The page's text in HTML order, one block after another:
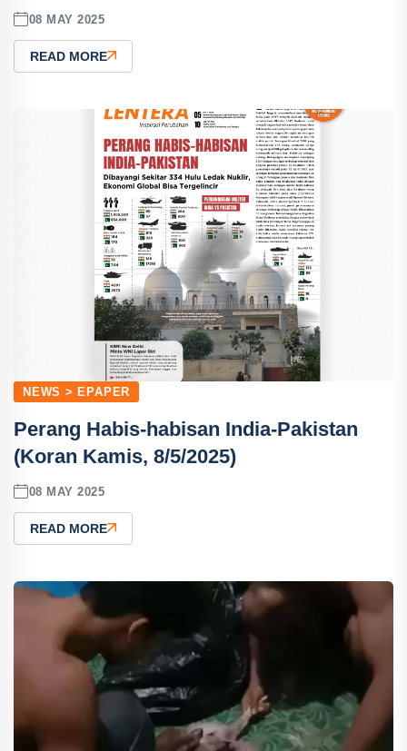
08 MAY 2025
READ MORE
NEWS > EPAPER
Perang Habis-habisan India-Pakistan
(Koran Kamis, 8/5/2025)
08 MAY 2025
READ MORE